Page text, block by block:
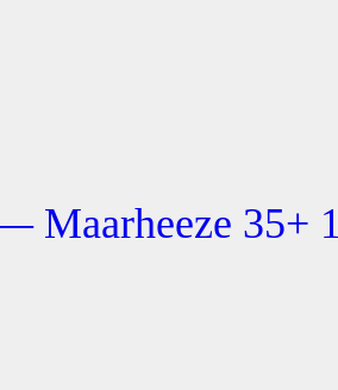
Maarheeze 35+ 1